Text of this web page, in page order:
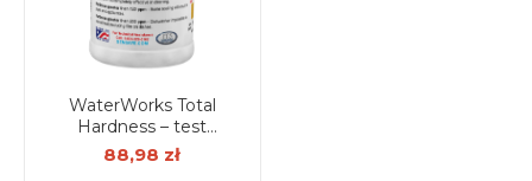
WaterWorks Total
Hardness – test
paskowy do oznaczania
twardości ogólnej wody
88,98 zł